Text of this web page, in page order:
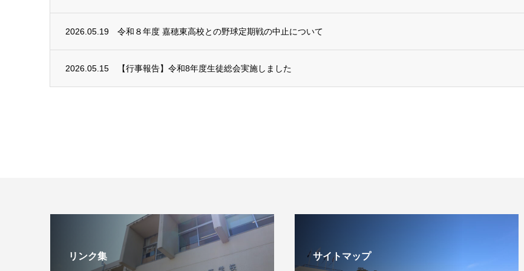
2026.05.19 令和８年度 嘉穂東高校との野球定期戦の中止について
2026.05.15 【行事報告】令和8年度生徒総会実施しました
リンク集 サイトマップ